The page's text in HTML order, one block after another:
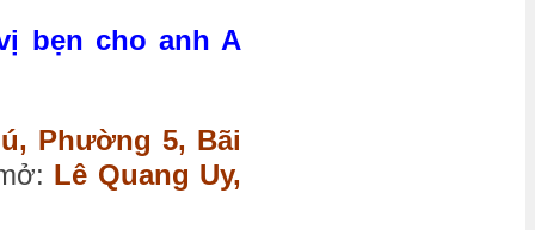
bẹn cho anh A
Phường 5, Bãi
Lê Quang Uy,